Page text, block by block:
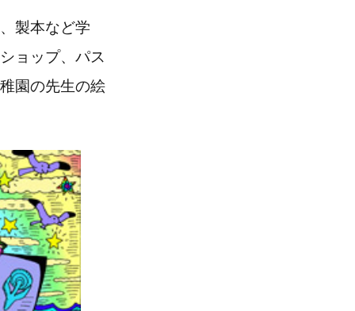
製本など学
ョップ、パス
園の先生の絵